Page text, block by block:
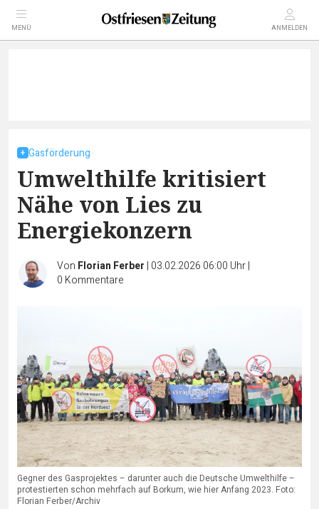
MENÜ ANMELDEN
Gasförderung
Umwelthilfe kritisiert
Nähe von Lies zu
Energiekonzern
Von Florian Ferber | 03.02.2026 06:00 Uhr|
0 Kommentare
Gegner des Gasprojektes – darunter auch die Deutsche Umwelthilfe –
protestierten schon mehrfach auf Borkum, wie hier Anfang 2023. Foto:
Florian Ferber/Archiv